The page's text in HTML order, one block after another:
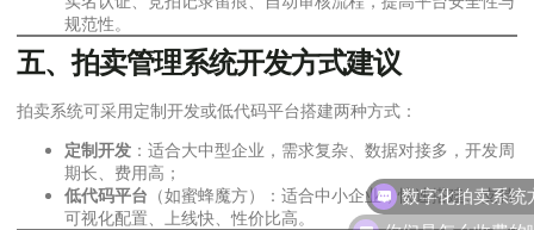
规范性。
五、拍卖管理系统开发方式建议
拍卖系统可采用定制开发或低代码平台搭建两种方式：
定制开发 ：适合大中型企业，需求复杂、数据对接多，开发周
期长、费用高；
低代码平台 （如蜜蜂魔方）：适合中小企业，快速搭建、支持
可视化配置、上线快、性价比高。
你们是怎么收费的